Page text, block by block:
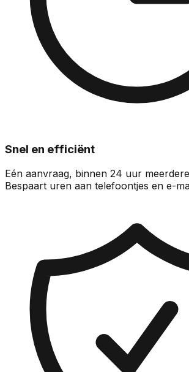
Snel en efficiënt
Eén aanvraag, binnen 24 uur
Bespaart uren aan telefoontjes en e-